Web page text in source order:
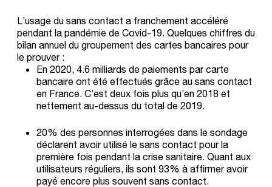
L’usage du sans contact a franchement accéléré
pendant la pandémie de Covid-19. Quelques chiffres du
bilan annuel du groupement des cartes bancaires pour
le prouver :
En 2020, 4.6 milliards de paiements par carte
bancaire ont été effectués grâce au sans contact
en France. C’est deux fois plus qu’en 2018 et
nettement au-dessus du total de 2019.
20% des personnes interrogées dans le sondage
déclarent avoir utilisé le sans contact pour la
première fois pendant la crise sanitaire. Quant aux
utilisateurs réguliers, ils sont 93% à affirmer avoir
payé encore plus souvent sans contact.